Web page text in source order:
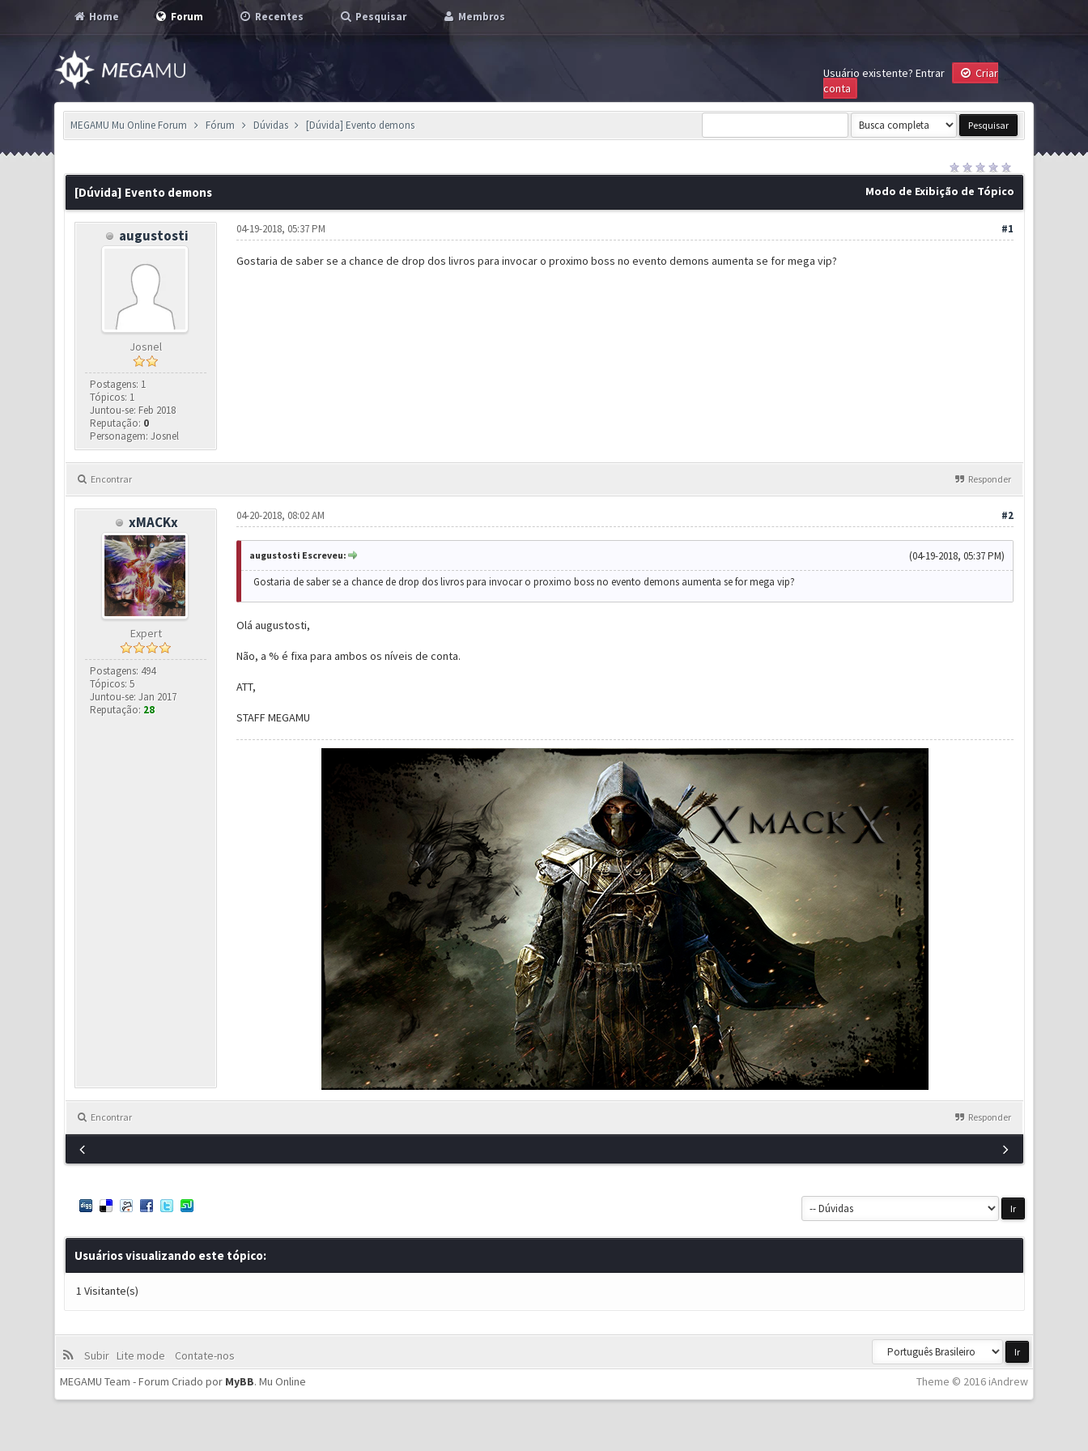
Home Forum Recentes Pesquisar Membros
Usuário existente? Entrar
Criar
conta
MEGAMU Mu Online Forum Fórum Dúvidas [Dúvida] Evento demons
Modo de Exibição de Tópico
[Dúvida] Evento demons
augustosti
Josnel
Postagens: 1
Tópicos: 1
Juntou-se: Feb 2018
Reputação: 0
Personagem: Josnel
#1
04-19-2018, 05:37 PM
Gostaria de saber se a chance de drop dos livros para invocar o proximo boss no evento demons aumenta se for mega vip?
Encontrar Responder
xMACKx
Expert
Postagens: 494
Tópicos: 5
Juntou-se: Jan 2017
Reputação: 28
#2
04-20-2018, 08:02 AM
(04-19-2018, 05:37 PM)
augustosti Escreveu:
Gostaria de saber se a chance de drop dos livros para invocar o proximo boss no evento demons aumenta se for mega vip?
Olá augustosti,
Não, a % é fixa para ambos os níveis de conta.
ATT,
STAFF MEGAMU
Encontrar Responder
Usuários visualizando este tópico:
1 Visitante(s)
Subir Lite mode
Contate-nos
Theme © 2016 iAndrew
MEGAMU Team - Forum Criado por MyBB.Mu Online